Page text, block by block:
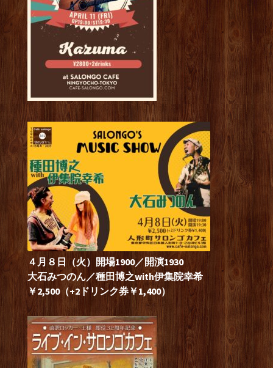
４月８日（火）開場1900／開演1930
大石みつのん／種田博之with伊集院幸希
￥2,500（+2ドリンク券￥1,400）